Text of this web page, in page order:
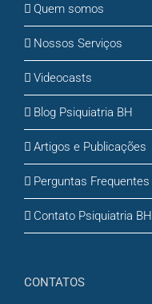
Quem somos
Nossos Serviços
Videocasts
Blog Psiquiatria BH
Artigos e Publicações
Perguntas Frequentes
Contato Psiquiatria BH
CONTATOS